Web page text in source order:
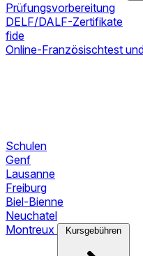
Prüfungsvorbereitung
DELF/DALF-Zertifikate
fide
Online-Französischtest
Schulen
Genf
Lausanne
Freiburg
Biel-Bienne
Neuchatel
Montreux
Kursgebühren